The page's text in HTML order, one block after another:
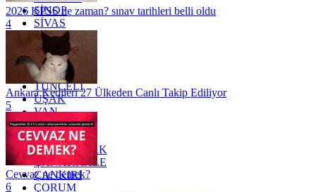
SİNOP
SİVAS
SİİRT
TEKİRDAĞ
TOKAT
TRABZON
TUNCELİ
UŞAK
VAN
YALOVA
YOZGAT
ZONGULDAK
ÇANAKKALE
ÇANKIRI
ÇORUM
2026 KPSS ne zaman? sınav tarihleri belli oldu
4
Ankara Kedileri 27 Ülkeden Canlı Takip Ediliyor
5
Cevvaz ne demek?
6